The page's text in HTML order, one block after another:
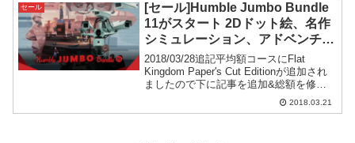
セール
[セール]Humble Jumbo Bundle
11がスタート 2Dドット絵、名作
シミュレーション、アドベンチャ
ーあり
2018/03/28追記平均額コースにFlat
Kingdom Paper's Cut Editionが追加され
ましたので下に記事を追加&総額を修正
Humble Jumbo Bundle 11 がスタートゲ
ームをバンドルにして格安で提供して...
2018.03.21